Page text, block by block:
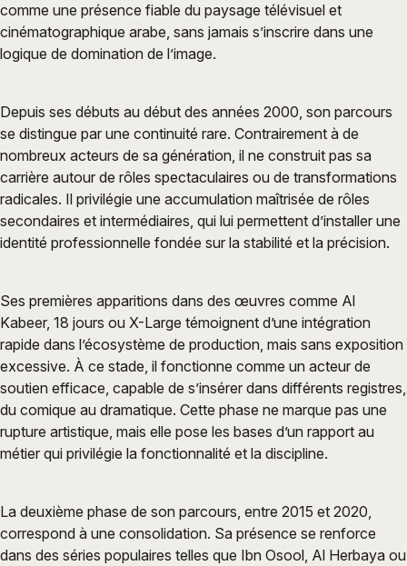
comme une présence fiable du paysage télévisuel et
cinématographique arabe, sans jamais s’inscrire dans une
logique de domination de l’image.
Depuis ses débuts au début des années 2000, son parcours
se distingue par une continuité rare. Contrairement à de
nombreux acteurs de sa génération, il ne construit pas sa
carrière autour de rôles spectaculaires ou de transformations
radicales. Il privilégie une accumulation maîtrisée de rôles
secondaires et intermédiaires, qui lui permettent d’installer une
identité professionnelle fondée sur la stabilité et la précision.
Ses premières apparitions dans des œuvres comme Al
Kabeer, 18 jours ou X-Large témoignent d’une intégration
rapide dans l’écosystème de production, mais sans exposition
excessive. À ce stade, il fonctionne comme un acteur de
soutien efficace, capable de s’insérer dans différents registres,
du comique au dramatique. Cette phase ne marque pas une
rupture artistique, mais elle pose les bases d’un rapport au
métier qui privilégie la fonctionnalité et la discipline.
La deuxième phase de son parcours, entre 2015 et 2020,
correspond à une consolidation. Sa présence se renforce
dans des séries populaires telles que Ibn Osool, Al Herbaya ou